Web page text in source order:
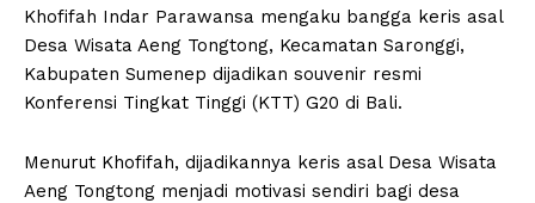
Khofifah Indar Parawansa mengaku bangga keris asal
Desa Wisata Aeng Tongtong, Kecamatan Saronggi,
Kabupaten Sumenep dijadikan souvenir resmi
Konferensi Tingkat Tinggi (KTT) G20 di Bali.
Menurut Khofifah, dijadikannya keris asal Desa Wisata
Aeng Tongtong menjadi motivasi sendiri bagi desa